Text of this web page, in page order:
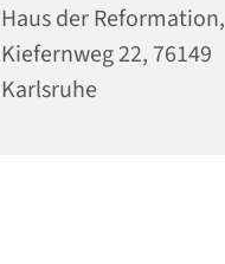
Haus der Reformation,
Kiefernweg 22, 76149
Karlsruhe